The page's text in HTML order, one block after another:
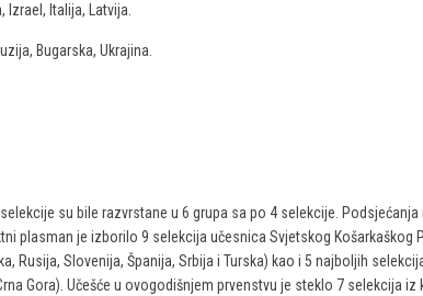
Izrael, Italija, Latvija.
Bugarska, Ukrajina.
su bile razvrstane u 6 grupa sa po 4 selekcije.
plasman je izborilo 9 selekcija učesnica Svjetskog Košarkaškog
Rusija, Slovenija, Španija, Srbija i Turska) kao i 5 najboljih
Gora). Učešće u ovogodišnjem prvenstvu je steklo 7 selekcija